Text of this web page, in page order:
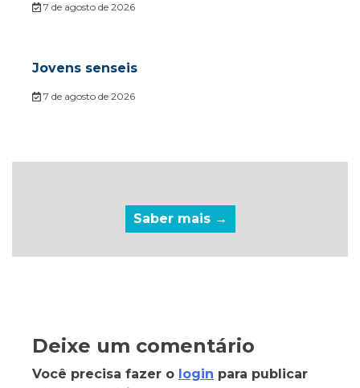
7 de agosto de 2026
Jovens senseis
7 de agosto de 2026
Saber mais →
Deixe um comentário
Você precisa fazer o login para publicar